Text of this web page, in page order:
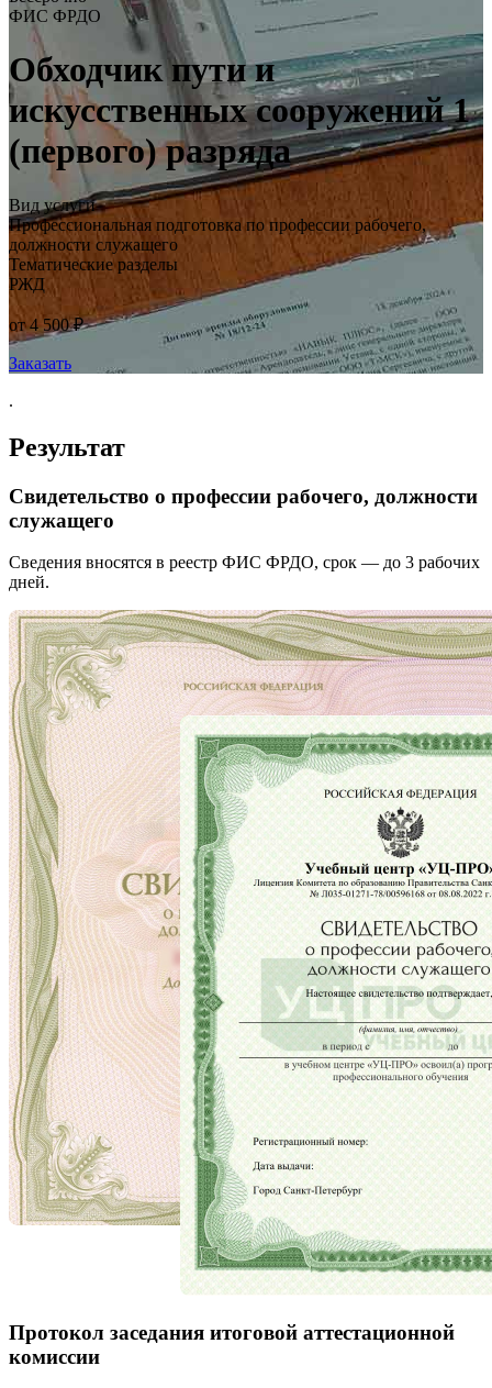
ФИС ФРДО
Обходчик пути и
искусственных сооружений 1
(первого) разряда
Вид услуги
Профессиональная подготовка по профессии рабочего,
должности служащего
Тематические разделы
РЖД
от 4 500 ₽
Заказать
.
Результат
Свидетельство о профессии рабочего, должности
служащего
Сведения вносятся в реестр ФИС ФРДО, срок — до 3 рабочих
дней.
Протокол заседания итоговой аттестационной
комиссии